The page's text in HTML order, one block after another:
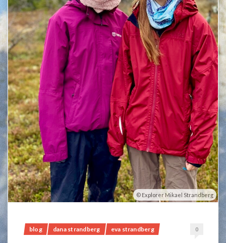
Explorer Mikael Strandberg
blog dana strandberg eva strandberg 0